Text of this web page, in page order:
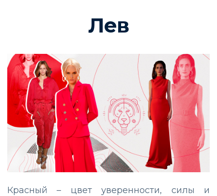
Лев
Красный – цвет уверенности, силы и